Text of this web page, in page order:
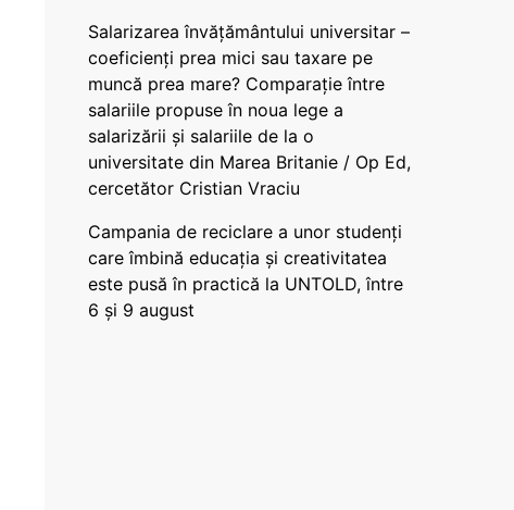
Salarizarea învățământului universitar –
coeficienți prea mici sau taxare pe
muncă prea mare? Comparație între
salariile propuse în noua lege a
salarizării și salariile de la o
universitate din Marea Britanie / Op Ed,
cercetător Cristian Vraciu
Campania de reciclare a unor studenți
care îmbină educația și creativitatea
este pusă în practică la UNTOLD, între
6 și 9 august